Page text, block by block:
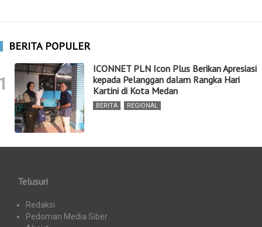
BERITA POPULER
ICONNET PLN Icon Plus Berikan Apresiasi
kepada Pelanggan dalam Rangka Hari
Kartini di Kota Medan
BERITA , REGIONAL
Telusuri
Redaksi
Pedoman Media Siber